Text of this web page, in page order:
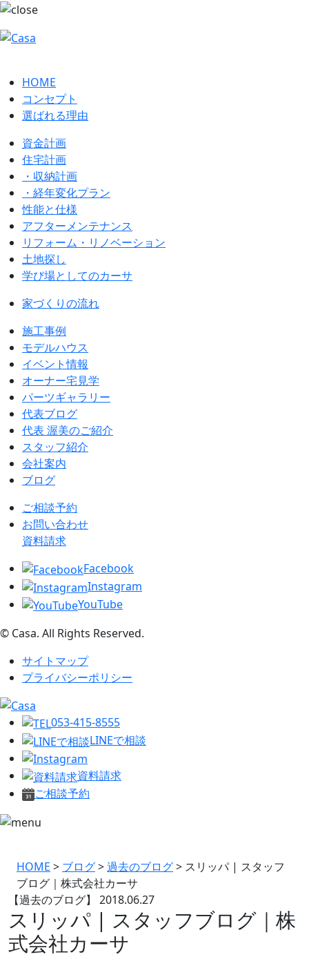
HOME
コンセプト
選ばれる理由
資金計画
住宅計画
・収納計画
・経年変化プラン
性能と仕様
アフターメンテナンス
リフォーム・リノベーション
土地探し
学び場としてのカーサ
家づくりの流れ
施工事例
モデルハウス
イベント情報
オーナー宅見学
パーツギャラリー
代表ブログ
代表 渥美のご紹介
スタッフ紹介
会社案内
ブログ
ご相談予約
お問い合わせ
資料請求
Facebook
Instagram
YouTube
© Casa. All Rights Reserved.
サイトマップ
プライバシーポリシー
053-415-8555
LINEで相談
資料請求
ご相談予約
HOME > ブログ>過去のブログ> スリッパ | スタッフ
ブログ｜株式会社カーサ
【過去のブログ】 2018.06.27
スリッパ | スタッフブログ｜株
式会社カーサ